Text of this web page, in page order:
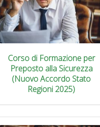
Corso di Formazione per
Preposto alla Sicurezza
(Nuovo Accordo Stato
Regioni 2025)